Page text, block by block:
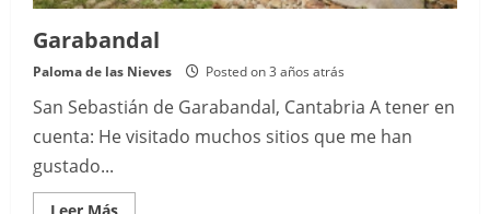
Garabandal
Paloma de las Nieves Posted on 3 años atrás
San Sebastián de Garabandal, Cantabria A tener en
cuenta: He visitado muchos sitios que me han
gustado...
Read